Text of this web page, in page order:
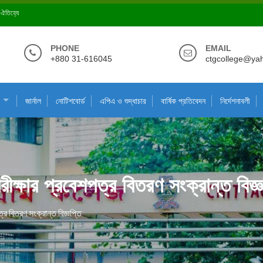
ঐতিহ্যে
PHONE
+880 31-616045
EMAIL
জার্নাল নোটিশবোর্ড এপিএ ও শুদ্ধাচার বার্ষিক প্রতিবেদন নির্দেশনাবলী
প্রবেশপত্র বিতরণ সংক্রান্ত
বিতরণ সংক্রান্ত বিজ্ঞপ্তি